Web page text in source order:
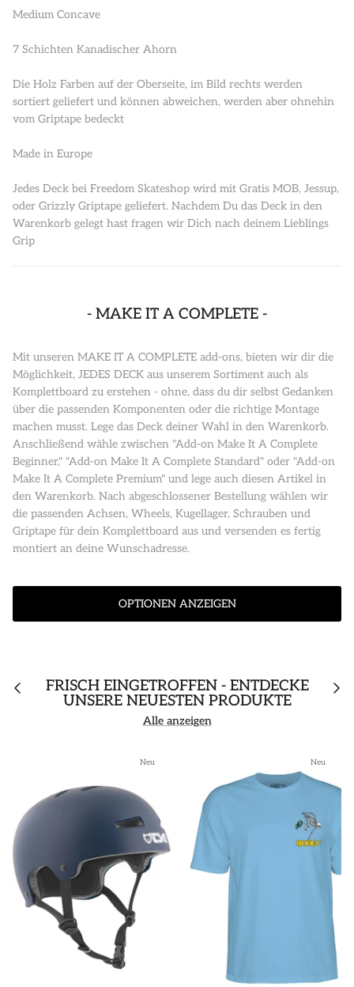
Medium Concave
7 Schichten Kanadischer Ahorn
Die Holz Farben auf der Oberseite, im Bild rechts werden
sortiert geliefert und können abweichen, werden aber ohnehin
vom Griptape bedeckt
Made in Europe
Jedes Deck bei Freedom Skateshop wird mit Gratis MOB, Jessup,
oder Grizzly Griptape geliefert. Nachdem Du das Deck in den
Warenkorb gelegt hast fragen wir Dich nach deinem Lieblings
Grip
- MAKE IT A COMPLETE -
Mit unseren MAKE IT A COMPLETE add-ons, bieten wir dir die
Möglichkeit, JEDES DECK aus unserem Sortiment auch als
Komplettboard zu erstehen - ohne, dass du dir selbst Gedanken
über die passenden Komponenten oder die richtige Montage
machen musst. Lege das Deck deiner Wahl in den Warenkorb.
Anschließend wähle zwischen "Add-on Make It A Complete
Beginner," "Add-on Make It A Complete Standard" oder "Add-on
Make It A Complete Premium" und lege auch diesen Artikel in
den Warenkorb. Nach abgeschlossener Bestellung wählen wir
die passenden Achsen, Wheels, Kugellager, Schrauben und
Griptape für dein Komplettboard aus und versenden es fertig
montiert an deine Wunschadresse.
OPTIONEN ANZEIGEN
FRISCH EINGETROFFEN - ENTDECKE
UNSERE NEUESTEN PRODUKTE
Alle anzeigen
Neu Neu